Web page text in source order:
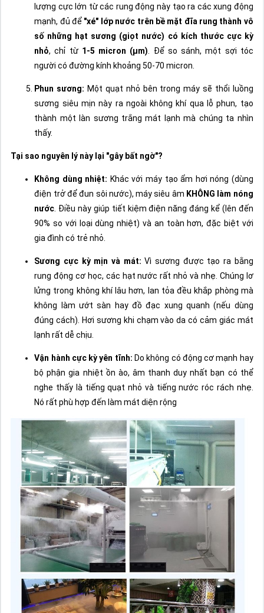
lượng cực lớn từ các rung động này tạo ra các xung động
mạnh, đủ để "xé" lớp nước trên bề mặt đĩa rung thành vô
số những hạt sương (giọt nước) có kích thước cực kỳ
nhỏ, chỉ từ 1-5 micron (µm). Để so sánh, một sợi tóc
người có đường kính khoảng 50-70 micron.
Phun sương: Một quạt nhỏ bên trong máy sẽ thổi luồng
sương siêu mịn này ra ngoài không khí qua lỗ phun, tạo
thành một làn sương trắng mát lạnh mà chúng ta nhìn
thấy.
Tại sao nguyên lý này lại "gây bất ngờ"?
Không dùng nhiệt: Khác với máy tạo ẩm hơi nóng (dùng
điện trở để đun sôi nước), máy siêu âm KHÔNG làm nóng
nước. Điều này giúp tiết kiệm điện năng đáng kể (lên đến
90% so với loại dùng nhiệt) và an toàn hơn, đặc biệt với
gia đình có trẻ nhỏ.
Sương cực kỳ mịn và mát: Vì sương được tạo ra bằng
rung động cơ học, các hạt nước rất nhỏ và nhẹ. Chúng lơ
lửng trong không khí lâu hơn, lan tỏa đều khắp phòng mà
không làm ướt sàn hay đồ đạc xung quanh (nếu dùng
đúng cách). Hơi sương khi chạm vào da có cảm giác mát
lạnh rất dễ chịu.
Vận hành cực kỳ yên tĩnh: Do không có động cơ mạnh hay
bộ phận gia nhiệt ồn ào, âm thanh duy nhất bạn có thể
nghe thấy là tiếng quạt nhỏ và tiếng nước róc rách nhẹ.
Nó rất phù hợp đến làm mát diện rộng